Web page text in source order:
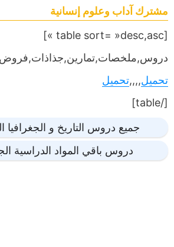
مشترك آداب وعلوم إنسانية
[table sort= »desc,asc »]
دروس,ملخصات,تمارين,جذاذات,فروض
تحميل,,,,تحميل
[/table]
جميع دروس التاريخ و
دروس باقي المواد الدراسية